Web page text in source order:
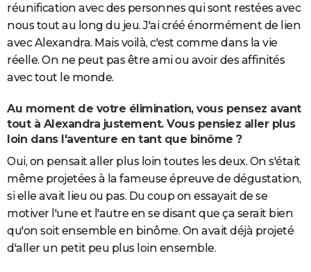
réunification avec des personnes qui sont restées avec
nous tout au long du jeu. J'ai créé énormément de lien
avec Alexandra. Mais voilà, c'est comme dans la vie
réelle. On ne peut pas être ami ou avoir des affinités
avec tout le monde.
Au moment de votre élimination, vous pensez avant
tout à Alexandra justement. Vous pensiez aller plus
loin dans l'aventure en tant que binôme ?
Oui, on pensait aller plus loin toutes les deux. On s'était
même projetées à la fameuse épreuve de dégustation,
si elle avait lieu ou pas. Du coup on essayait de se
motiver l'une et l'autre en se disant que ça serait bien
qu'on soit ensemble en binôme. On avait déjà projeté
d'aller un petit peu plus loin ensemble.